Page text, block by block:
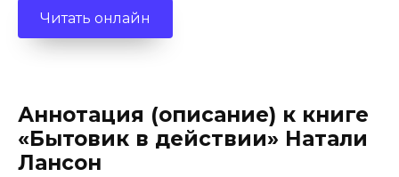
Читать онлайн
Аннотация (описание) к книге
«Бытовик в действии» Натали
Лансон